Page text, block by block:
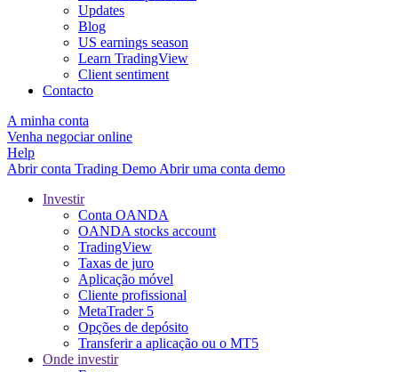
Updates
Blog
US earnings season
Learn TradingView
Client sentiment
Contacto
A minha conta
Venha negociar online
Help
Abrir conta Trading Demo Abrir uma conta demo
Investir
Conta OANDA
OANDA stocks account
TradingView
Taxas de juro
Aplicação móvel
Cliente profissional
MetaTrader 5
Opções de depósito
Transferir a aplicação ou o MT5
Onde investir